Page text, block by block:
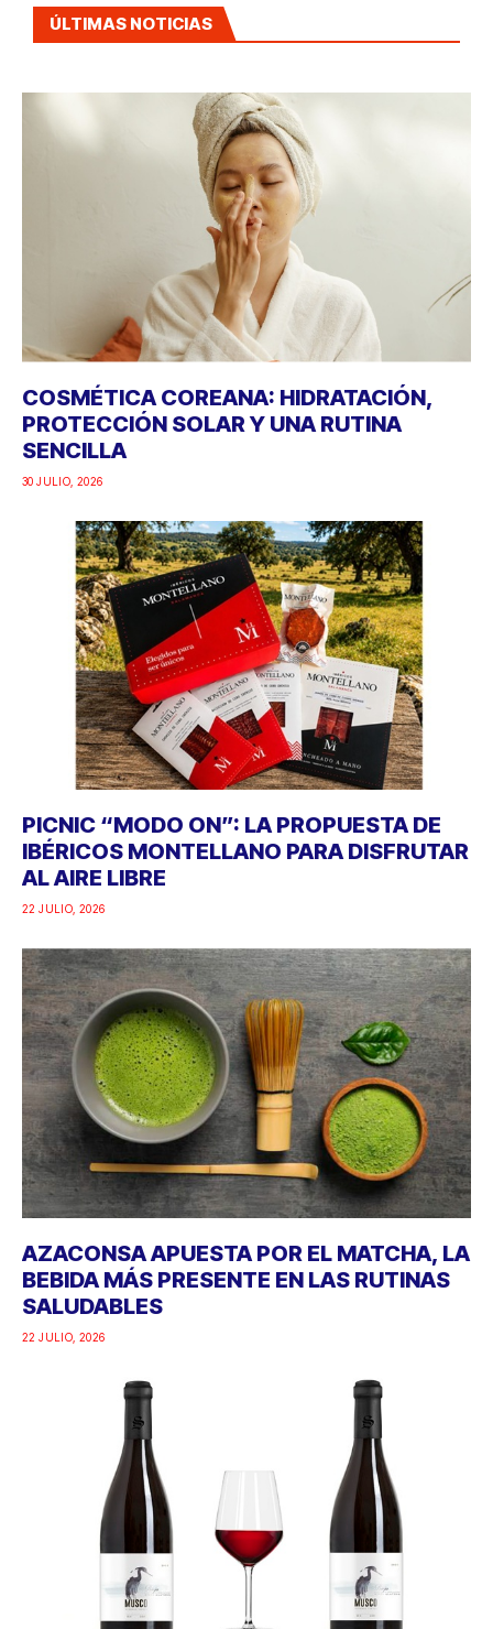
ÚLTIMAS NOTICIAS
COSMÉTICA COREANA: HIDRATACIÓN,
PROTECCIÓN SOLAR Y UNA RUTINA
SENCILLA
30 JULIO, 2026
PICNIC “MODO ON”: LA PROPUESTA DE
IBÉRICOS MONTELLANO PARA DISFRUTAR
AL AIRE LIBRE
22 JULIO, 2026
AZACONSA APUESTA POR EL MATCHA, LA
BEBIDA MÁS PRESENTE EN LAS RUTINAS
SALUDABLES
22 JULIO, 2026